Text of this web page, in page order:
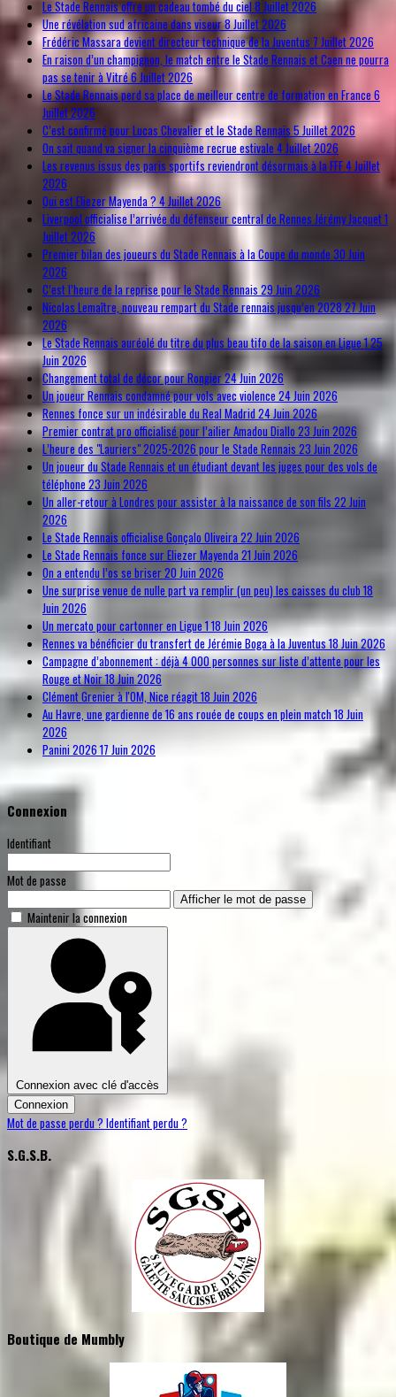
Le Stade Rennais offre un cadeau tombé du ciel 8 Juillet 2026
Une révélation sud africaine dans viseur8 Juillet 2026
Frédéric Massara devient directeur technique de la Juventus 7 Juillet 2026
En raison d’un champignon, le match entre le Stade Rennais et Caen ne pourra
pas se tenir à Vitré6 Juillet 2026
Le Stade Rennais perd sa place de meilleur centre de formation en France 6
Juillet 2026
C’est confirmé pour Lucas Chevalier et le Stade Rennais 5 Juillet 2026
On sait quand va signer la cinquième recrue estivale 4 Juillet 2026
Les revenus issus des paris sportifs reviendront désormais à la FFF4 Juillet
2026
Qui est Eliezer Mayenda ? 4 Juillet 2026
Liverpool officialise l’arrivée du défenseur central de Rennes Jérémy Jacquet1
Juillet 2026
Premier bilan des joueurs du Stade Rennais à la Coupe du monde 30 Juin
2026
C’est l’heure de la reprise pour le Stade Rennais 29 Juin 2026
Nicolas Lemaître, nouveau rempart du Stade rennais jusqu’en 202827 Juin
2026
Le Stade Rennais auréolé du titre du plus beau tifo de la saison en Ligue 125
Juin 2026
Changement total de décor pour Rongier24 Juin 2026
Un joueur Rennais condamné pour vols avec violence 24 Juin 2026
Rennes fonce sur un indésirable du Real Madrid24 Juin 2026
Premier contrat pro officialisé pour l’ailier Amadou Diallo 23 Juin 2026
L’heure des "Lauriers" 2025-2026 pour le Stade Rennais 23 Juin 2026
Un joueur du Stade Rennais et un étudiant devant les juges pour des vols de
téléphone 23 Juin 2026
Un aller-retour à Londres pour assister à la naissance de son fils 22 Juin
2026
Le Stade Rennais officialise Gonçalo Oliveira 22 Juin 2026
Le Stade Rennais fonce sur Eliezer Mayenda 21 Juin 2026
On a entendu l’os se briser20 Juin 2026
Une surprise venue de nulle part va remplir (un peu) les caisses du club 18
Juin 2026
Un mercato pour cartonner en Ligue 118 Juin 2026
Rennes va bénéficier du transfert de Jérémie Boga à la Juventus18 Juin 2026
Campagne d’abonnement : déjà 4 000 personnes sur liste d’attente pour les
Rouge et Noir18 Juin 2026
Clément Grenier à l'OM, Nice réagit18 Juin 2026
Au Havre, une gardienne de 16 ans rouée de coups en plein match18 Juin
2026
Panini 202617 Juin 2026
Connexion
Identifiant
Mot de passe
Afficher le mot de passe
Maintenir la connexion
Connexion avec clé d'accès
Connexion
Mot de passe perdu ? Identifiant perdu ?
S.G.S.B.
Boutique de Mumbly